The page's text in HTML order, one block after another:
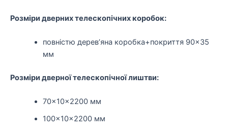
Розміри дверних телескопічних коробок:
повністю дерев’яна коробка+покриття 90×35
мм
Розміри дверної телескопічної лиштви:
70×10×2200 мм
100×10×2200 мм